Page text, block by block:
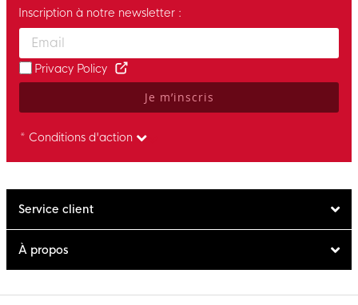
Enter your email and accept the privacy policy to subscribe to
Inscription à notre newsletter :
Privacy Policy
Je m’inscris
* Conditions d'action
Service client
À propos